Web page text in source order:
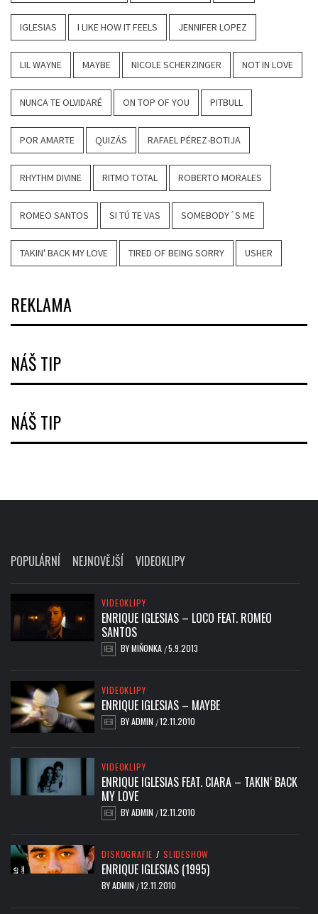
IGLESIAS I LIKE HOW IT FEELS JENNIFER LOPEZ
LIL WAYNE MAYBE NICOLE SCHERZINGER NOT IN LOVE
NUNCA TE OLVIDARÉ ON TOP OF YOU PITBULL
POR AMARTE QUIZÁS RAFAEL PÉREZ-BOTIJA
RHYTHM DIVINE RITMO TOTAL ROBERTO MORALES
ROMEO SANTOS SI TÚ TE VAS SOMEBODY´S ME
TAKIN' BACK MY LOVE TIRED OF BEING SORRY USHER
REKLAMA
NÁŠ TIP
NÁŠ TIP
POPULÁRNÍ NEJNOVĚJŠÍ VIDEOKLIPY
VIDEOKLIPY
ENRIQUE IGLESIAS – LOCO FEAT. ROMEO
SANTOS
BYMIŇONKA /5.9.2013
VIDEOKLIPY
ENRIQUE IGLESIAS – MAYBE
BYADMIN /12.11.2010
VIDEOKLIPY
ENRIQUE IGLESIAS FEAT. CIARA – TAKIN‘ BACK
MY LOVE
BYADMIN /12.11.2010
DISKOGRAFIE / SLIDESHOW
ENRIQUE IGLESIAS (1995)
BYADMIN /12.11.2010